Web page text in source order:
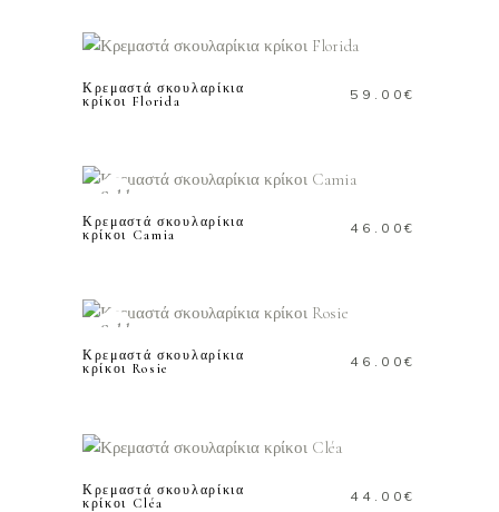
Κρεμαστά σκουλαρίκια
κρίκοι Florida
59.00€
Sold
Κρεμαστά σκουλαρίκια
κρίκοι Camia
46.00€
Sold
Κρεμαστά σκουλαρίκια
κρίκοι Rosie
46.00€
Κρεμαστά σκουλαρίκια
κρίκοι Cléa
44.00€